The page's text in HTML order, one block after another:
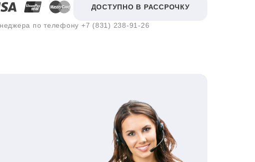
ДОСТУПНО В РАССРОЧКУ
по телефону +7 (831) 238-91-26